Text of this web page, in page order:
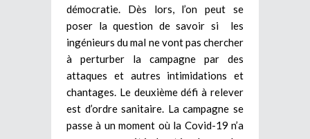
démocratie. Dès lors, l’on peut se
poser la question de savoir si les
ingénieurs du mal ne vont pas chercher
à perturber la campagne par des
attaques et autres intimidations et
chantages. Le deuxième défi à relever
est d’ordre sanitaire. La campagne se
passe à un moment où la Covid-19 n’a